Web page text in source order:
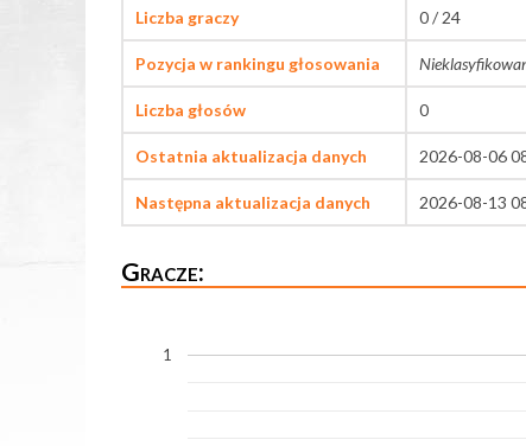
Liczba graczy 0 / 24
Pozycja w rankingu głosowania
Liczba głosów 0
Ostatnia aktualizacja danych 2026-08-06
Następna aktualizacja danych 2026-08-13
Gracze:
1